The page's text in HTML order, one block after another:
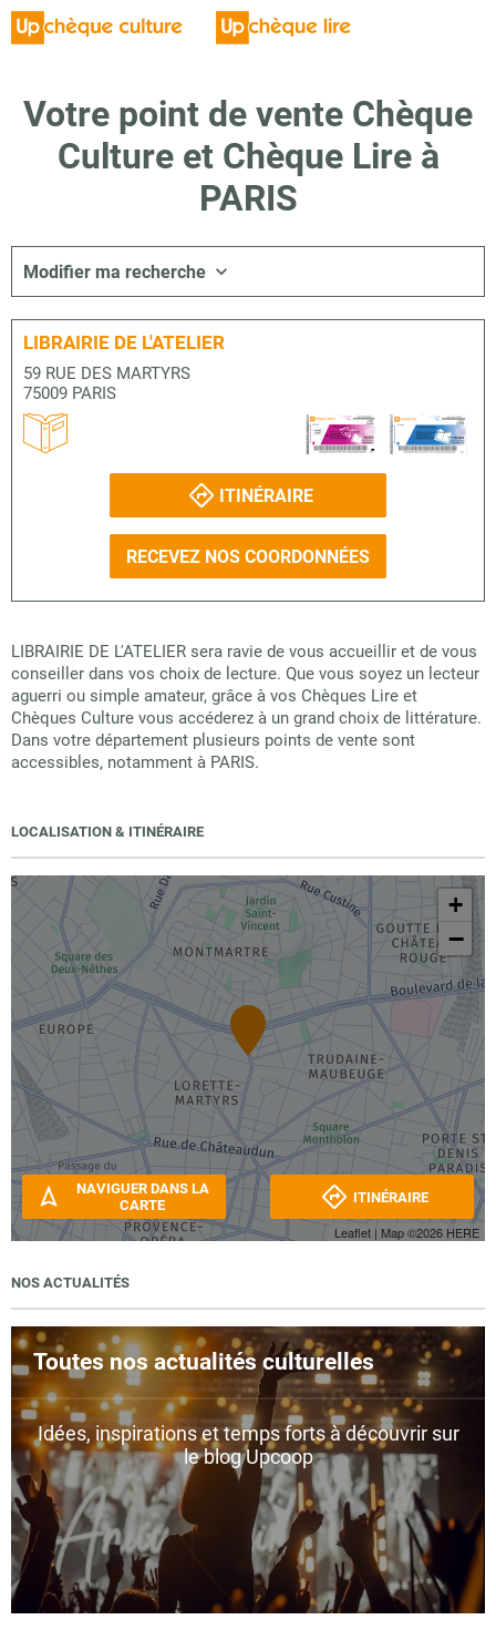
Votre point de vente Chèque
Culture et Chèque Lire à
PARIS
Modifier ma recherche
LIBRAIRIE DE L'ATELIER
59 RUE DES MARTYRS
75009 PARIS
ITINÉRAIRE
RECEVEZ NOS COORDONNÉES
LIBRAIRIE DE L'ATELIER sera ravie de vous accueillir et de vous
conseiller dans vos choix de lecture. Que vous soyez un lecteur
aguerri ou simple amateur, grâce à vos Chèques Lire et
Chèques Culture vous accéderez à un grand choix de littérature.
Dans votre département plusieurs points de vente sont
accessibles, notamment à PARIS.
LOCALISATION & ITINÉRAIRE
+
−
Leaflet | Map ©2026 HERE
NAVIGUER DANS LA
CARTE
ITINÉRAIRE
NOS ACTUALITÉS
Toutes nos actualités culturelles
Idées, inspirations et temps forts à découvrir sur
le blog Upcoop